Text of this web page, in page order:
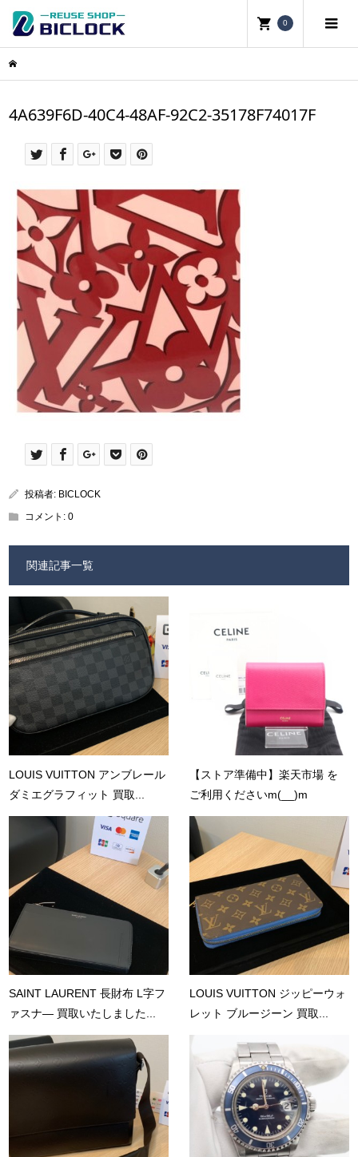
0
4A639F6D-40C4-48AF-92C2-35178F74017F
投稿者: BICLOCK
コメント:0
関連記事一覧
LOUIS VUITTON アンブレール
ダミエグラフィット 買取...
【ストア準備中】楽天市場 を
ご利用くださいm(__)m
SAINT LAURENT 長財布 L字フ
ァスナ― 買取いたしました...
LOUIS VUITTON ジッピーウォ
レット ブルージーン 買取...